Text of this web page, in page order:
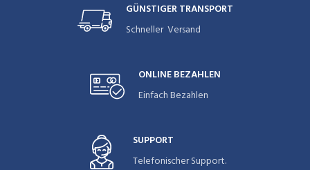
GÜNSTIGER TRANSPORT
Schneller Versand
ONLINE BEZAHLEN
Einfach Bezahlen
SUPPORT
Telefonischer Support.